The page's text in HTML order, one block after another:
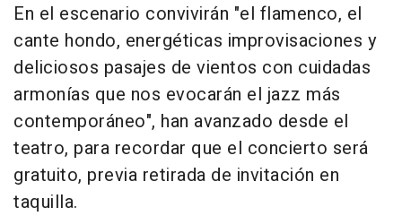
En el escenario convivirán "el flamenco, el
cante hondo, energéticas improvisaciones y
deliciosos pasajes de vientos con cuidadas
armonías que nos evocarán el jazz más
contemporáneo", han avanzado desde el
teatro, para recordar que el concierto será
gratuito, previa retirada de invitación en
taquilla.